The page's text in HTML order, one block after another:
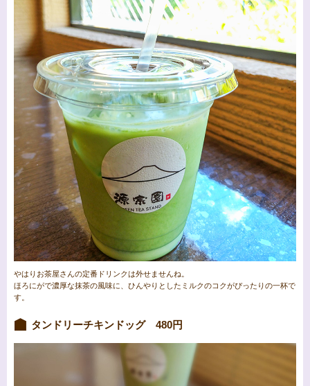
やはりお茶屋さんの定番ドリンクは外せませんね。
ほろにがで濃厚な抹茶の風味に、ひんやりとしたミルクのコクがぴったりの一杯で
す。
タンドリーチキンドッグ 480円